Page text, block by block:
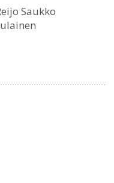
Saukko